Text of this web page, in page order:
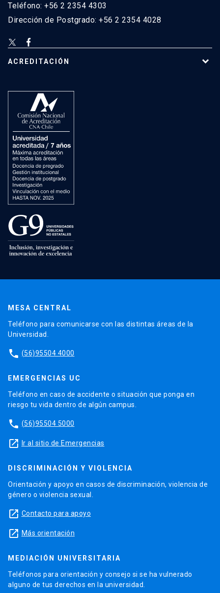
Teléfono: +56 2 2354 4303
Dirección de Postgrado: +56 2 2354 4028
ACREDITACIÓN
MESA CENTRAL
Teléfono para comunicarse con las distintas áreas de la
Universidad.
phone (56)95504 4000
EMERGENCIAS UC
Teléfono en caso de accidente o situación que ponga en
riesgo tu vida dentro de algún campus.
phone (56)95504 5000
launch Ir al sitio de Emergencias
DISCRIMINACIÓN Y VIOLENCIA
Orientación y apoyo en casos de discriminación, violencia de
género o violencia sexual.
launch Contacto para apoyo
launch Más orientación
MEDIACIÓN UNIVERSITARIA
Teléfonos para orientación y consejo si se ha vulnerado
alguno de tus derechos en la universidad.